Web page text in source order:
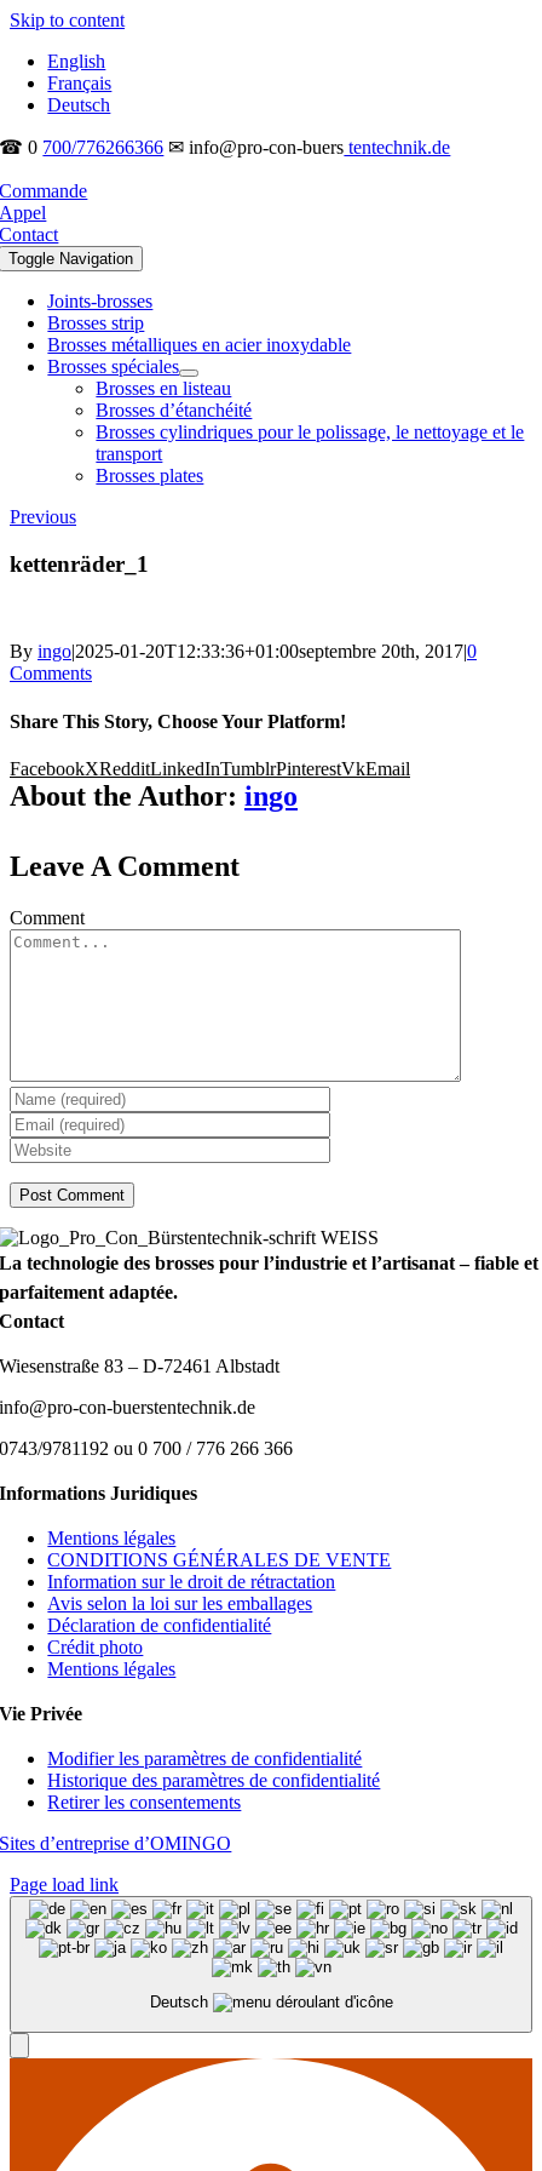
Skip to content
English
Français
Deutsch
☎ 0 700/776266366 ✉ info@pro-con-buers tentechnik.de
Commande
Appel
Contact
Toggle Navigation
Joints-brosses
Brosses strip
Brosses métalliques en acier inoxydable
Brosses spéciales
Brosses en listeau
Brosses d’étanchéité
Brosses cylindriques pour le polissage, le nettoyage et le
transport
Brosses plates
Previous
kettenräder_1
By ingo|2025-01-20T12:33:36+01:00septembre 20th, 2017|0
Comments
Share This Story, Choose Your Platform!
FacebookXRedditLinkedInTumblrPinterestVkEmail
About the Author: ingo
Leave A Comment
Comment
La technologie des brosses pour l’industrie et l’artisanat – fiable et
parfaitement adaptée.
Contact
Wiesenstraße 83 – D-72461 Albstadt
info@pro-con-buerstentechnik.de
0743/9781192 ou 0 700 / 776 266 366
Informations Juridiques
Mentions légales
CONDITIONS GÉNÉRALES DE VENTE
Information sur le droit de rétractation
Avis selon la loi sur les emballages
Déclaration de confidentialité
Crédit photo
Mentions légales
Vie Privée
Modifier les paramètres de confidentialité
Historique des paramètres de confidentialité
Retirer les consentements
Sites d’entreprise d’OMINGO
Page load link
Deutsch